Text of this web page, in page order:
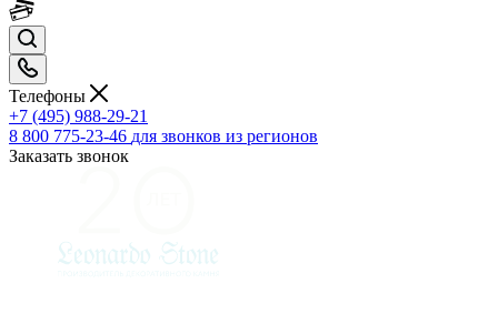
Телефоны
+7 (495) 988-29-21
8 800 775-23-46 для звонков из регионов
Заказать звонок